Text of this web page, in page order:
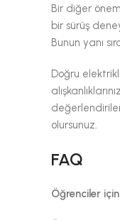
Bir diğer
bir sürüş
Bunun yanı
Doğru
olursunuz.
FAQ
Öğrenciler